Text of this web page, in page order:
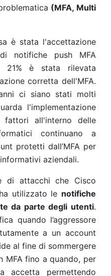
(MFA, Multi
è stata l'accettazione
notifiche push MFA
21% è stata rilevata
corretta dell'MFA.
ci siano stati molti
l'implementazione
fattori all'interno delle
continuano a
protetti dall’MFA per
aziendali.
di attacchi che Cisco
utilizzato le notifiche
da parte degli utenti.
quando l’aggressore
a un account
al fine di sommergere
MFA fino a quando, per
accetta permettendo